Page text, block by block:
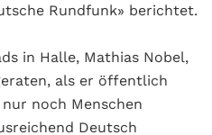
Rundfunk» berichtet.
in Halle, Mathias Nobel,
als er öffentlich
noch Menschen
Deutsch